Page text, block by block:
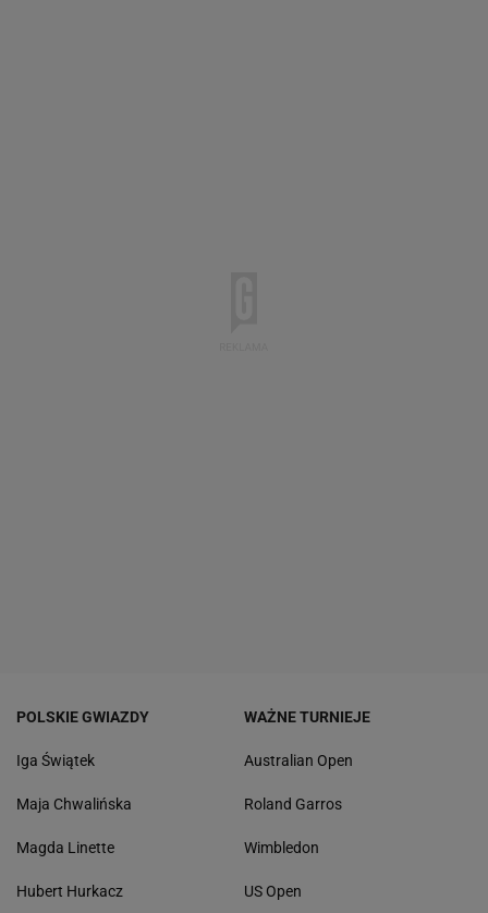
POLSKIE GWIAZDY
Iga Świątek
Maja Chwalińska
Magda Linette
Hubert Hurkacz
WAŻNE TURNIEJE
Australian Open
Roland Garros
Wimbledon
US Open